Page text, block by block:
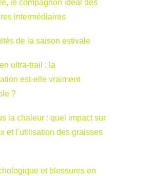
le compagnon idéal des
intermédiaires
de la saison estivale
ultra-trail : la
est-elle vraiment
?
la chaleur : quel impact sur
et l’utilisation des graisses
et blessures en